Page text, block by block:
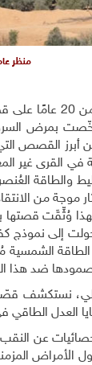
منظر
رغم مرور
أبرز القصص
في القرى
والطاقة
موجة من
ولهذا وُثِّقَت
إلى نموذج
الشمسية
صمودها ضد هذا
نستكشف
العدل الطاقي
عن